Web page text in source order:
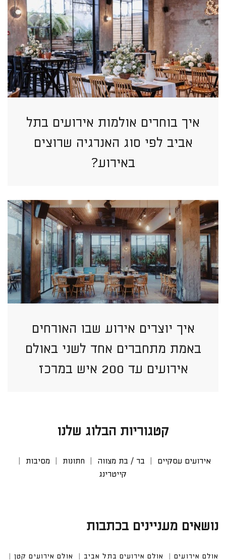
איך בוחרים אולמות אירועים בתל
אביב לפי סוג האנרגיה שרוצים
באירוע?
איך יוצרים אירוע שבו האורחים
באמת מתחברים אחד לשני באולם
אירועים עד 200 איש במרכז
קטגוריות הבלוג שלנו
אירועים עסקיים בר / בת מצווה חתונות
מסיבות
קייטרינג
נושאים מעניינים בכתבות
אולם אירועים אולם אירועים בתל אביב
אולם אירועים קטן